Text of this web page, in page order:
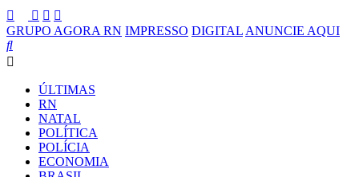
GRUPO AGORA RN IMPRESSO DIGITAL ANUNCIE AQUI
ÚLTIMAS
RN
NATAL
POLÍTICA
POLÍCIA
ECONOMIA